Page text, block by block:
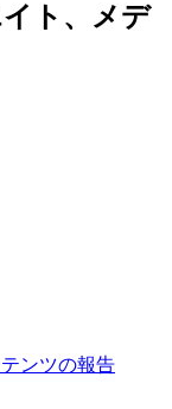
ト、メデ
ンツの報告